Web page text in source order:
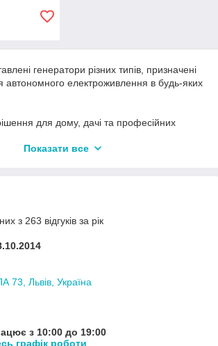
генератори різних типів, призначені
автономного електроживлення в будь-яких
для дому, дачі та професійних
Показати все
з 263 відгуків за рік
73, Львів, Україна
з 10:00 до 19:00
графік роботи